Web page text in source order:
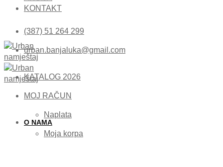
KONTAKT
(387) 51 264 299
urban.banjaluka@gmail.com
KATALOG 2026
MOJ RAČUN
Naplata
Moja korpa
O NAMA